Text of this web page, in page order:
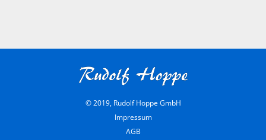
© 2019, Rudolf Hoppe GmbH
Impressum
AGB